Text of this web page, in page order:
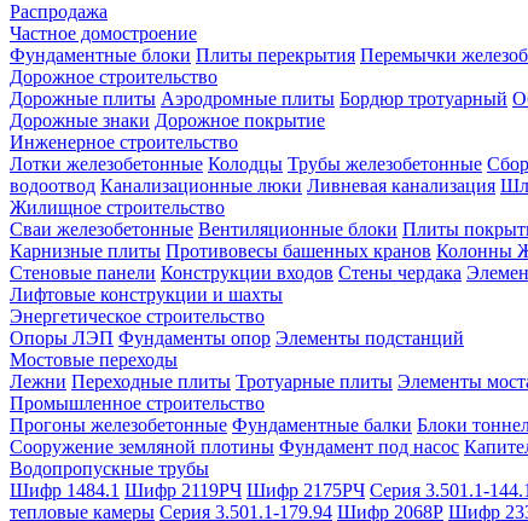
Распродажа
Частное домостроение
Фундаментные блоки Плиты перекрытия Перемычки
Дорожное строительство
Дорожные плиты Аэродромные плиты Бордюр тротуарный
Дорожные знаки Дорожное покрытие
Инженерное строительство
Лотки железобетонные Колодцы Трубы железобетонные
водоотвод Канализационные люки Ливневая канализация
Жилищное строительство
Сваи железобетонные Вентиляционные блоки Плиты
Карнизные плиты Противовесы башенных кранов Колонны
Стеновые панели Конструкции входов Стены чердака
Лифтовые конструкции и шахты
Энергетическое строительство
Опоры ЛЭП Фундаменты опор Элементы подстанций
Мостовые переходы
Лежни Переходные плиты Тротуарные плиты Элементы
Промышленное строительство
Прогоны железобетонные Фундаментные балки Блоки
Сооружение земляной плотины Фундамент под насос
Водопропускные трубы
Шифр 1484.1 Шифр 2119РЧ Шифр 2175РЧ Серия 3.501.1-144.1
тепловые камеры Серия 3.501.1-179.94 Шифр 2068Р Шифр